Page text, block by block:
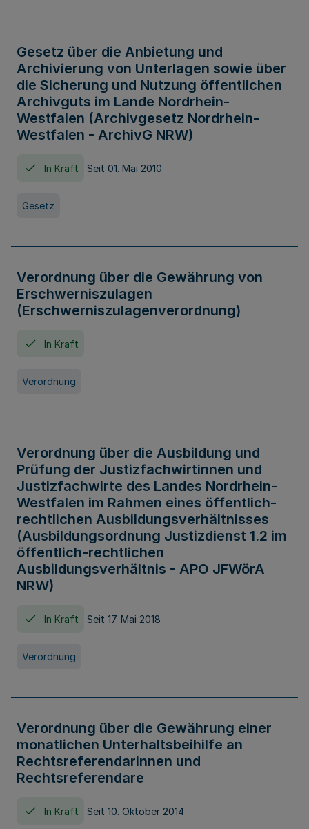
Gesetz über die Anbietung und
Archivierung von Unterlagen sowie über
die Sicherung und Nutzung öffentlichen
Archivguts im Lande Nordrhein-
Westfalen (Archivgesetz Nordrhein-
Westfalen - ArchivG NRW)
In Kraft Seit 01. Mai 2010
Gesetz
Verordnung über die Gewährung von
Erschwerniszulagen
(Erschwerniszulagenverordnung)
In Kraft
Verordnung
Verordnung über die Ausbildung und
Prüfung der Justizfachwirtinnen und
Justizfachwirte des Landes Nordrhein-
Westfalen im Rahmen eines öffentlich-
rechtlichen Ausbildungsverhältnisses
(Ausbildungsordnung Justizdienst 1.2 im
öffentlich-rechtlichen
Ausbildungsverhältnis - APO JFWörA
NRW)
In Kraft Seit 17. Mai 2018
Verordnung
Verordnung über die Gewährung einer
monatlichen Unterhaltsbeihilfe an
Rechtsreferendarinnen und
Rechtsreferendare
In Kraft Seit 10. Oktober 2014